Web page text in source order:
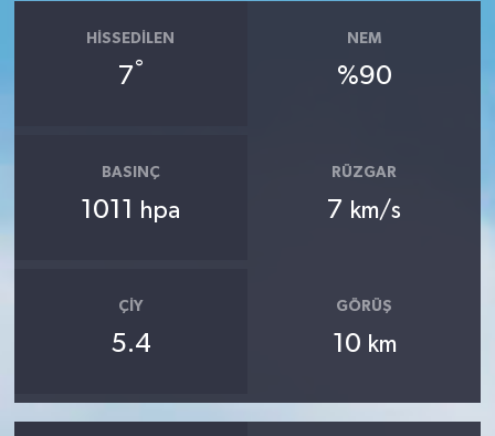
HISSEDILEN
7°
NEM
%90
BASINÇ
1011 hpa
RÜZGAR
7 km/s
ÇIY
5.4
GÖRÜŞ
10 km